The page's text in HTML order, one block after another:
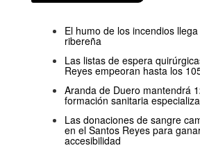
El humo de los incendios
ribereña
Las listas de espera
Reyes empeoran hasta los
Aranda de Duero mantendrá
formación sanitaria
Las donaciones de sangre
en el Santos Reyes para
accesibilidad